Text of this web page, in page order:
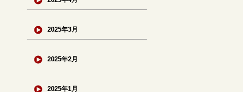
2025年3月
2025年2月
2025年1月